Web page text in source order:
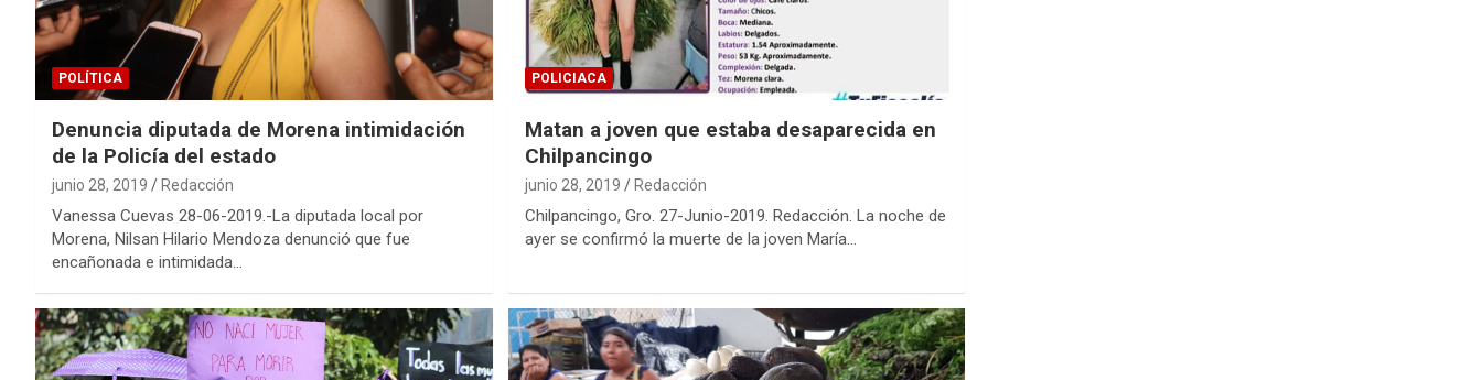
POLÍTICA
Denuncia diputada de Morena intimidación
de la Policía del estado
junio 28, 2019 Redacción
Vanessa Cuevas 28-06-2019.-La diputada local por
Morena, Nilsan Hilario Mendoza denunció que fue
encañonada e intimidada…
POLICIACA
Matan a joven que estaba desaparecida en
Chilpancingo
junio 28, 2019 Redacción
Chilpancingo, Gro. 27-Junio-2019. Redacción. La noche de
ayer se confirmó la muerte de la joven María…